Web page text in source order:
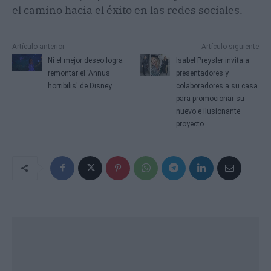
el camino hacia el éxito en las redes sociales.
Artículo anterior
Ni el mejor deseo logra
remontar el 'Annus
horribilis' de Disney
Artículo siguiente
Isabel Preysler invita a
presentadores y
colaboradores a su casa
para promocionar su
nuevo e ilusionante
proyecto